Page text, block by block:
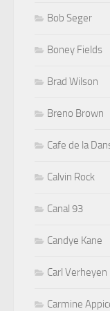
Bob Seger
Boney Fields
Brad Wilson
Breno Brown
Cafe de la
Calvin Rock
Canal 93
Candye Kane
Carl Verheyen
Carmine